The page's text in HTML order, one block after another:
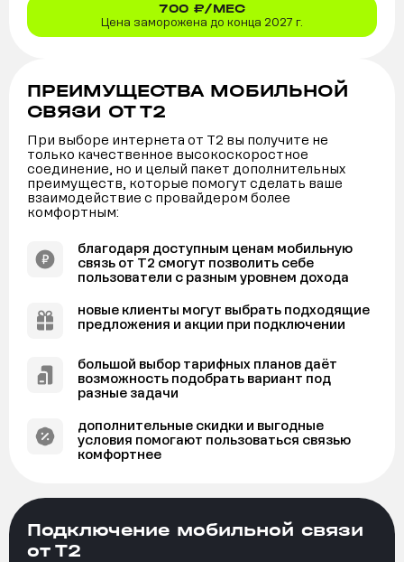
700 ₽/МЕС
Цена заморожена до конца 2027 г.
Подключение мобильной связи
от Т2
ПРЕИМУЩЕСТВА МОБИЛЬНОЙ
СВЯЗИ ОТ Т2
При выборе интернета от Т2 вы получите не
только качественное высокоскоростное
соединение, но и целый пакет дополнительных
преимуществ, которые помогут сделать ваше
взаимодействие с провайдером более
комфортным:
благодаря доступным ценам мобильную
связь от Т2 смогут позволить себе
пользователи с разным уровнем дохода
новые клиенты могут выбрать подходящие
предложения и акции при подключении
большой выбор тарифных планов даёт
возможность подобрать вариант под
разные задачи
дополнительные скидки и выгодные
условия помогают пользоваться связью
комфортнее